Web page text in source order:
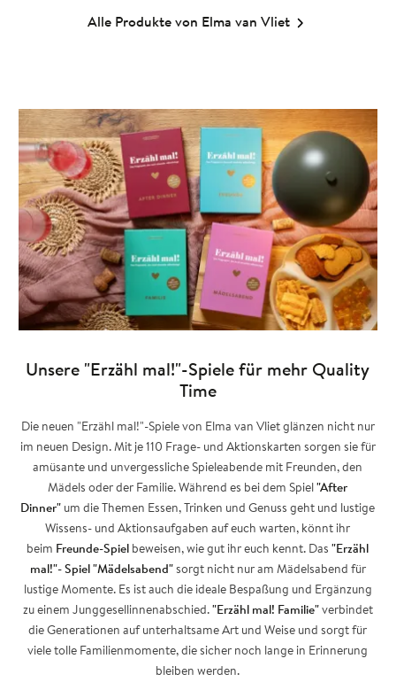
Alle Produkte von Elma van Vliet
Unsere "Erzähl mal!"-Spiele für mehr Quality
Time
Die neuen "Erzähl mal!"-Spiele von Elma van Vliet glänzen nicht nur
im neuen Design. Mit je 110 Frage- und Aktionskarten sorgen sie für
amüsante und unvergessliche Spieleabende mit Freunden, den
Mädels oder der Familie. Während es bei dem Spiel"After
Dinner" um die Themen Essen, Trinken und Genuss geht und lustige
Wissens- und Aktionsaufgaben auf euch warten, könnt ihr
beim Freunde-Spiel beweisen, wie gut ihr euch kennt. Das"Erzähl
mal!"- Spiel "Mädelsabend"sorgt nicht nur am Mädelsabend für
lustige Momente. Es ist auch die ideale Bespaßung und Ergänzung
zu einem Junggesellinnenabschied."Erzähl mal! Familie"verbindet
die Generationen auf unterhaltsame Art und Weise und sorgt für
viele tolle Familienmomente, die sicher noch lange in Erinnerung
bleiben werden.